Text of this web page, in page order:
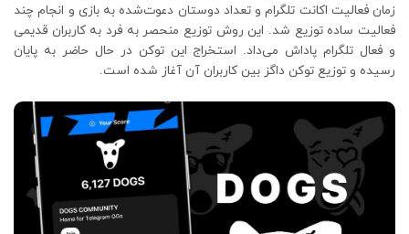
زمان فعالیت اکانت تلگرام و تعداد دوستان دعوت‌شده به بازی و انجام چند
فعالیت ساده توزیع شد. این روش توزیع منحصر به فرد به کاربران قدیمی
و فعال تلگرام پاداش می‌داد. استخراج این توکن در حال حاضر به پایان
رسیده و توزیع توکن داگز بین کاربران آن آغاز شده است.